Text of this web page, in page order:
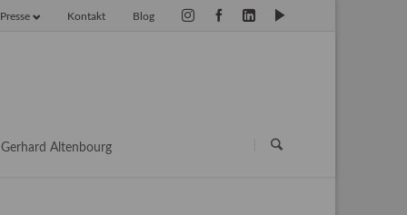
Blog
Kontakt
Presse
Gerhard Altenbourg